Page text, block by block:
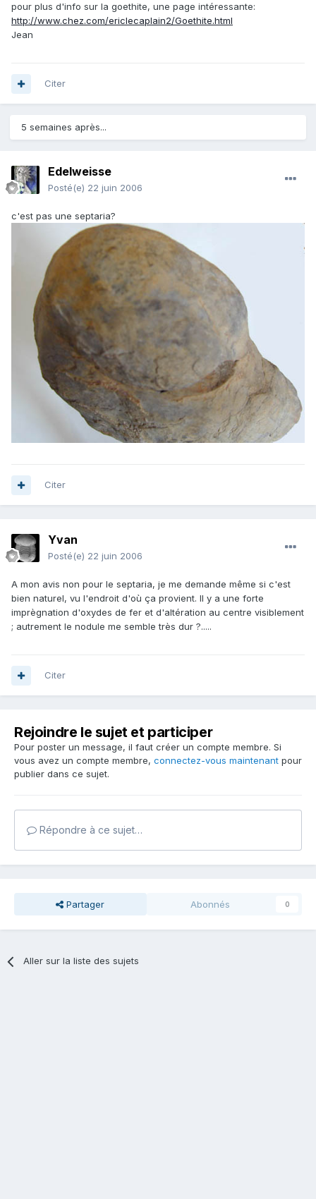
pour plus d'info sur la goethite, une page intéressante:
http://www.chez.com/ericlecaplain2/Goethite.html
Jean
Citer
5 semaines après...
Edelweisse
Posté(e) 22 juin 2006
c'est pas une septaria?
Citer
Yvan
Posté(e) 22 juin 2006
A mon avis non pour le septaria, je me demande même si c'est
bien naturel, vu l'endroit d'où ça provient. Il y a une forte
imprègnation d'oxydes de fer et d'altération au centre visiblement
; autrement le nodule me semble très dur ?.....
Citer
Rejoindre le sujet et participer
Pour poster un message, il faut créer un compte membre. Si
vous avez un compte membre, connectez-vous maintenant pour
publier dans ce sujet.
Répondre à ce sujet…
Partager Abonnés 0
Aller sur la liste des sujets